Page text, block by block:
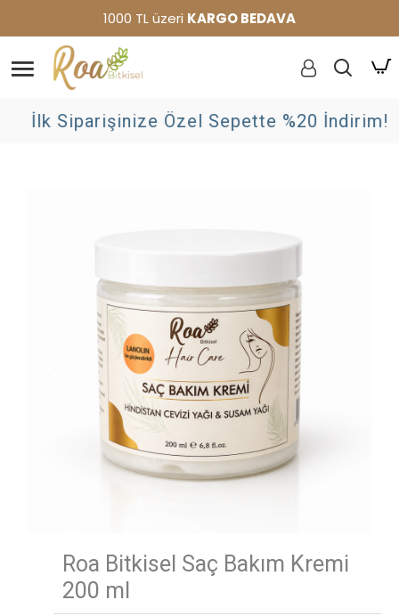
1000 TL üzeri KARGO BEDAVA
İlk Siparişinize Özel Sepette %20 İndirim!
Roa Bitkisel Saç Bakım Kremi
200 ml